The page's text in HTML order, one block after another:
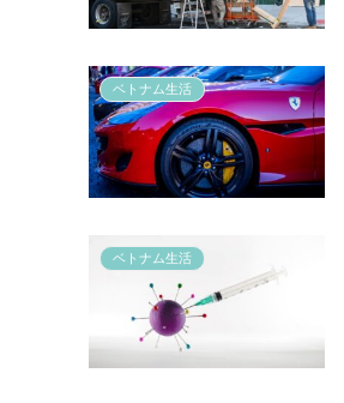
ベトナム生活
ベトナム生活